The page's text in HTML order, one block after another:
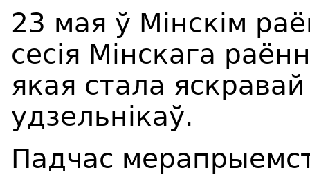
23 мая ў Мінскім
сесія Мінскага
якая стала
удзельнікаў.
Падчас